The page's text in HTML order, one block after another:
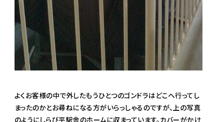
よくお客様の中で外したもうひとつのゴンドラはどこへ行ってし
まったのかとお尋ねになる方がいらっしゃるのですが、上の写真
のようにしらび平駅舎のホームに収まっています。カバーがかけ